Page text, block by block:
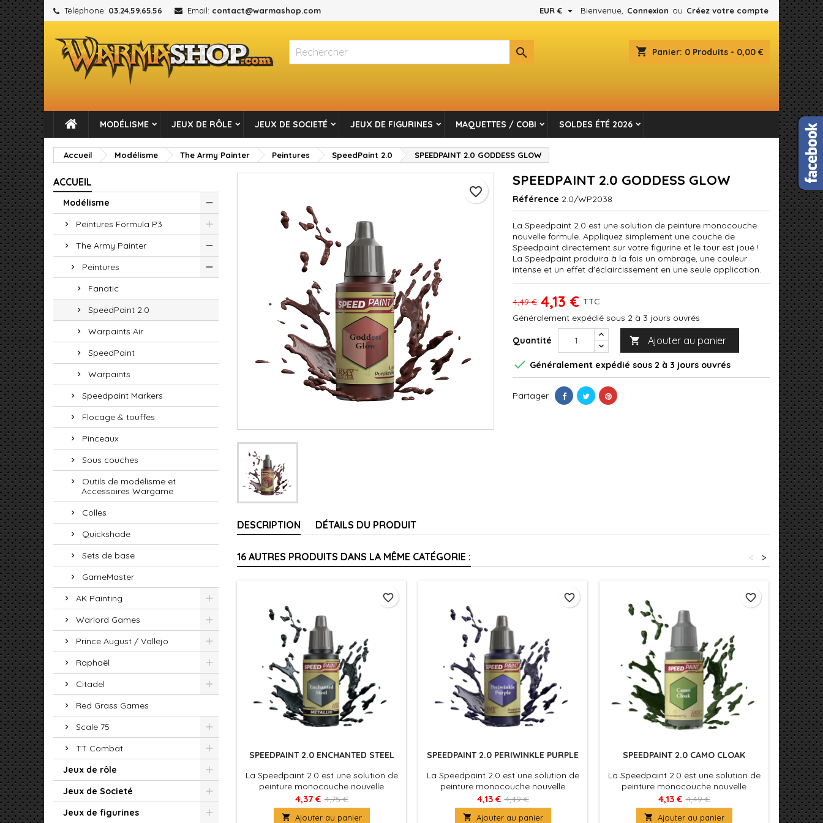
Téléphone: 03.24.59.65.56 Email: contact@warmashop.com Bienvenue, Connexion ou Créez votre compte
EUR € 
shopping_cart Panier: 0 Produits - 0,00 €

MODÉLISME JEUX DE RÔLE JEUX DE SOCIETÉ JEUX DE FIGURINES MAQUETTES / COBI SOLDES ÉTÉ 2026
Accueil Modélisme The Army Painter Peintures SpeedPaint 2.0 SPEEDPAINT 2.0 GODDESS GLOW
ACCUEIL
Modélisme
Peintures Formula P3
The Army Painter
Peintures
Fanatic
SpeedPaint 2.0
Warpaints Air
SpeedPaint
Warpaints
Speedpaint Markers
Flocage & touffes
Pinceaux
Sous couches
Outils de modélisme et
Accessoires Wargame
Colles
Quickshade
Sets de base
GameMaster
AK Painting
Warlord Games
Prince August / Vallejo
Raphaël
Citadel
Red Grass Games
Scale 75
TT Combat
Jeux de rôle
Jeux de Societé
Jeux de figurines
SPEEDPAINT 2.0 GODDESS GLOW
Référence 2.0/WP2038
La Speedpaint 2.0 est une solution de peinture monocouche
nouvelle formule. Appliquez simplement une couche de
Speedpaint directement sur votre figurine et le tour est joué !
La Speedpaint produira à la fois un ombrage, une couleur
intense et un effet d'éclaircissement en une seule application.
4,49 € 4,13 € TTC
Généralement expédié sous 2 à 3 jours ouvrés
Quantité  Ajouter au panier
favorite_border
 Généralement expédié sous 2 à 3 jours ouvrés
Partager
DESCRIPTION DÉTAILS DU PRODUIT
16 AUTRES PRODUITS DANS LA MÊME CATÉGORIE : >
<
SPEEDPAINT 2.0 ENCHANTED STEEL
La Speedpaint 2.0 est une solution de
peinture monocouche nouvelle
formule. Appliquez simplement une
couche de Speedpaint directement sur
votre figurine et le tour est joué ! La
4,37 € 4,75 €
 Ajouter au panier
favorite_border
SPEEDPAINT 2.0 PERIWINKLE PURPLE
La Speedpaint 2.0 est une solution de
peinture monocouche nouvelle
formule. Appliquez simplement une
couche de Speedpaint directement sur
votre figurine et le tour est joué ! La
4,13 € 4,49 €
 Ajouter au panier
favorite_border
SPEEDPAINT 2.0 CAMO CLOAK
La Speedpaint 2.0 est une solution de
peinture monocouche nouvelle
formule. Appliquez simplement une
couche de Speedpaint directement sur
votre figurine et le tour est joué ! La
4,13 € 4,49 €
 Ajouter au panier
favorite_border
La
couche
votre
Mes listes d'envies
add_circle_outline Créer une nouvelle liste
Créer une liste d'envies
Connexion
Vous devez être connecté pour ajouter des produits à votre liste d'envies.